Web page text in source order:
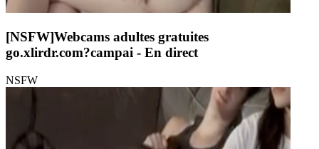
[NSFW]Webcams adultes gratuites
go.xlirdr.com?campai - En direct
NSFW